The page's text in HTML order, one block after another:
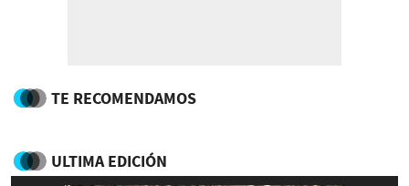
TE RECOMENDAMOS
ULTIMA EDICIÓN